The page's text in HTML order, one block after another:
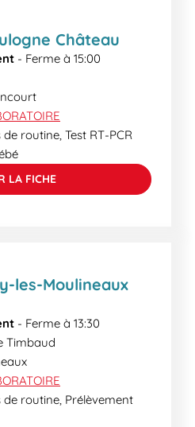
Château
- Ferme à 15:00
routine, Test RT-PCR
LA FICHE
les-Moulineaux
- Ferme à 13:30
Timbaud
de routine, Prélèvement